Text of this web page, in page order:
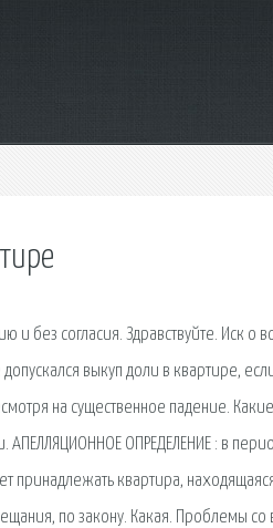
и без согласия. Здравствуйте. Иск о
выкуп доли в квартире,
на существенное падение. Какие
АПЕЛЛЯЦИОННОЕ ОПРЕДЕЛЕНИЕ : в
принадлежать квартира,
по закону. Какая. Проблемы со